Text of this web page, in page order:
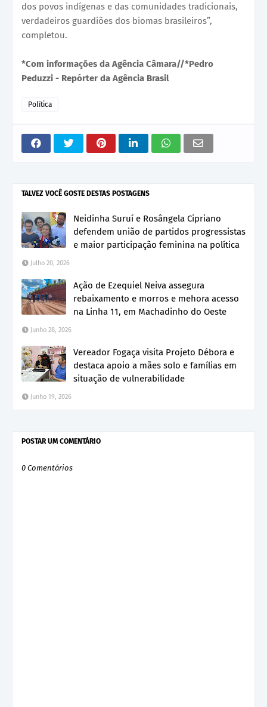
dos povos indígenas e das comunidades tradicionais,
verdadeiros guardiões dos biomas brasileiros”,
completou.
*Com informações da Agência Câmara//*Pedro
Peduzzi - Repórter da Agência Brasil
Política
TALVEZ VOCÊ GOSTE DESTAS POSTAGENS
Neidinha Suruí e Rosângela Cipriano
defendem união de partidos progressistas
e maior participação feminina na política
Julho 20, 2026
Ação de Ezequiel Neiva assegura
rebaixamento e morros e mehora acesso
na Linha 11, em Machadinho do Oeste
Junho 28, 2026
Vereador Fogaça visita Projeto Débora e
destaca apoio a mães solo e famílias em
situação de vulnerabilidade
Junho 19, 2026
POSTAR UM COMENTÁRIO
0 Comentários